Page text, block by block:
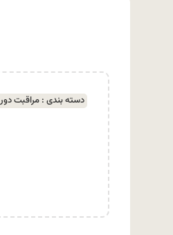
دسته بندی : مراقبت